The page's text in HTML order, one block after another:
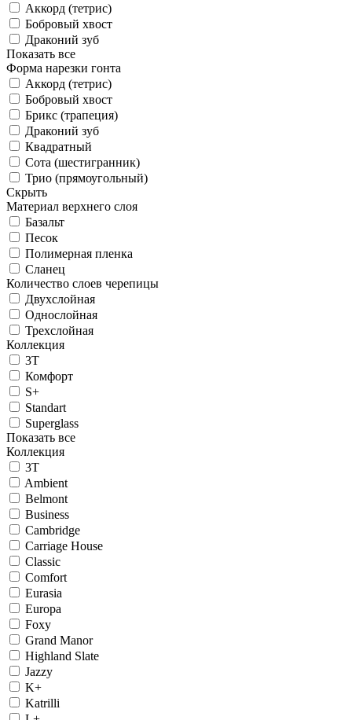
Аккорд (тетрис)
Бобровый хвост
Драконий зуб
Показать все
Форма нарезки гонта
Аккорд (тетрис)
Бобровый хвост
Брикс (трапеция)
Драконий зуб
Квадратный
Сота (шестигранник)
Трио (прямоугольный)
Скрыть
Материал верхнего слоя
Базальт
Песок
Полимерная пленка
Сланец
Количество слоев черепицы
Двухслойная
Однослойная
Трехслойная
Коллекция
3T
Комфорт
S+
Standart
Superglass
Показать все
Коллекция
3T
Ambient
Belmont
Business
Cambridge
Carriage House
Classic
Comfort
Eurasia
Europa
Foxy
Grand Manor
Highland Slate
Jazzy
K+
Katrilli